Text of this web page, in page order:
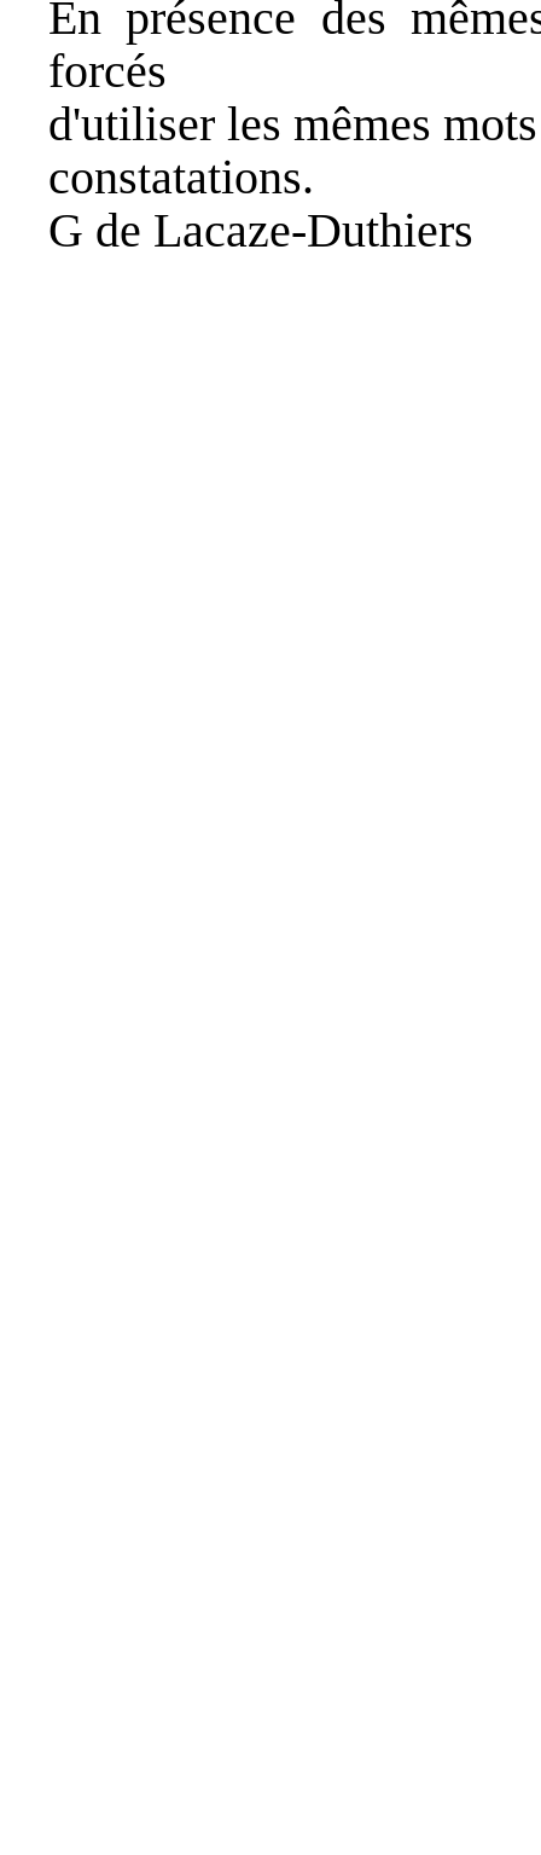
En présence des
forcés
d'utiliser les mêmes
constatations.
G de Lacaze-Duthiers